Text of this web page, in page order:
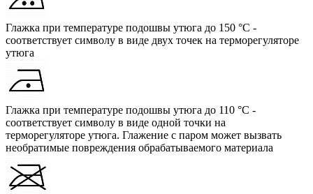
Глажка при температуре подошвы утюга до 150 °C -
соответствует символу в виде двух точек на терморегуляторе
утюга
Глажка при температуре подошвы утюга до 110 °C -
соответствует символу в виде одной точки на
терморегуляторе утюга. Глажение с паром может вызвать
необратимые повреждения обрабатываемого материала